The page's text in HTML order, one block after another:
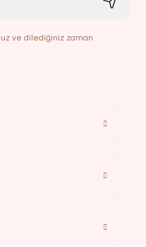
ve dilediğiniz zaman